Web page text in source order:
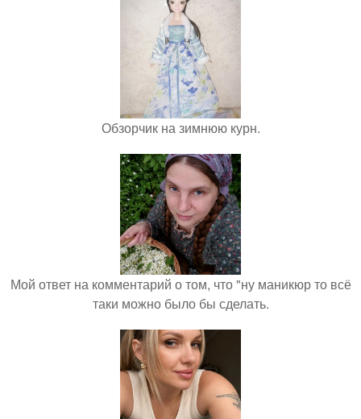
Обзорчик на зимнюю курн.
Мой ответ на комментарий о том, что "ну маникюр то всё
таки можно было бы сделать.